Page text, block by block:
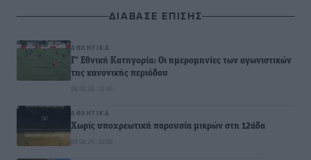
ΔΙΑΒΑΣΕ ΕΠΙΣΗΣ
ΑΘΛΗΤΙΚΆ
Γ’ Εθνική Κατηγορία: Οι ημερομηνίες των αγωνιστικών
της κανονικής περιόδου
08.08.26 · 12:40
ΑΘΛΗΤΙΚΆ
Χωρίς υποχρεωτική παρουσία μικρών στη 12άδα
08.08.26 · 12:00